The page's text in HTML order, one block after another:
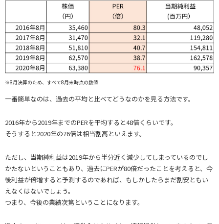
※8月決算のため、すべて8月末時点の数値
一番簡単なのは、過去の平均と比べてどうなのかを見る方法です。
2016年から2019年までのPERを平均すると48倍くらいです。
そうすると2020年の76倍は相当割高といえます。
ただし、当期純利益は2019年から半分近く減少してしまっているのでし
かたないということもあり、過去にPERが80倍だったことを考えると、今
後利益が倍増すると予測するのであれば、もしかしたらまだ割安ともい
えなくはないでしょう。
つまり、今後の業績次第ということになります。